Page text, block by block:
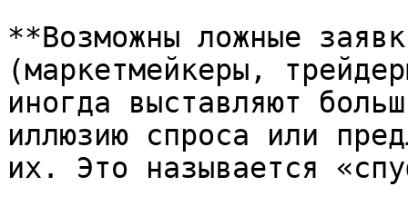
**Возможны ложные
(маркетмейкеры,
иногда выставляют
иллюзию спроса или
их. Это называется